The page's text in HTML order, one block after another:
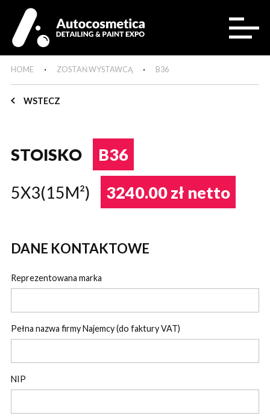
HOME ZOSTAŃ WYSTAWCĄ B36
WSTECZ
STOISKO
B36
5X3(15M²)
3240.00 zł netto
DANE KONTAKTOWE
Reprezentowana marka
Pełna nazwa firmy Najemcy (do faktury VAT)
NIP